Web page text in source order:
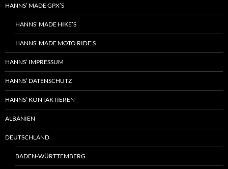
HANNS‘ MADE GPX’S
HANNS’ MADE HIKE’S
HANNS’ MADE MOTO RIDE’S
HANNS‘ IMPRESSUM
HANNS‘ DATENSCHUTZ
HANNS‘ KONTAKTIEREN
ALBANIEN
DEUTSCHLAND
BADEN-WÜRTTEMBERG